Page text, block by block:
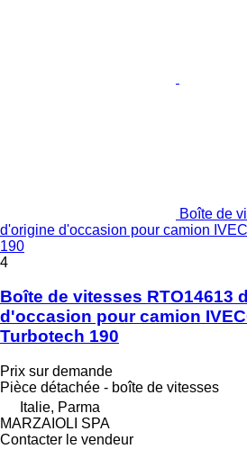
Boîte de
d'origine d'occasion pour camion
190
4
Boîte de vitesses RTO14613
d'occasion pour camion
Turbotech 190
Prix sur demande
Pièce détachée - boîte de vitesses
Italie, Parma
MARZAIOLI SPA
Contacter le vendeur